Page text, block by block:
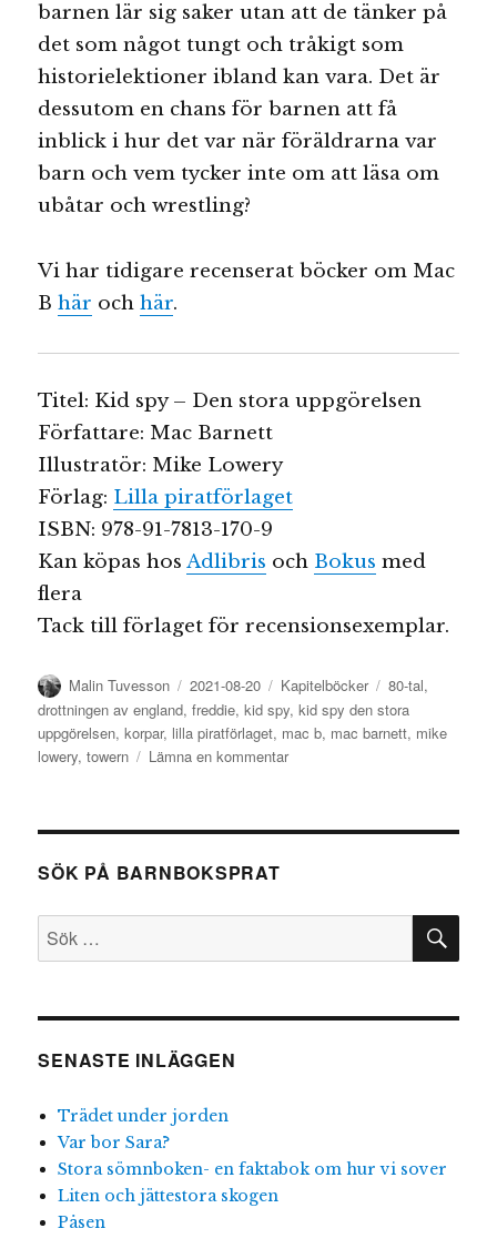
barnen lär sig saker utan att de tänker på
det som något tungt och tråkigt som
historielektioner ibland kan vara. Det är
dessutom en chans för barnen att få
inblick i hur det var när föräldrarna var
barn och vem tycker inte om att läsa om
ubåtar och wrestling?
Vi har tidigare recenserat böcker om Mac
Bhär ochhär.
Titel: Kid spy – Den stora uppgörelsen
Författare: Mac Barnett
Illustratör: Mike Lowery
Förlag: Lilla piratförlaget
ISBN: 978-91-7813-170-9
Kan köpas hosAdlibris och Bokus med
flera
Tack till förlaget för recensionsexemplar.
Författare
Malin Tuvesson
Publicerat
den
2021-08-20 Kategorier
Kapitelböcker Etiketter
80-tal,
drottningen av england,freddie,kid spy,kid spy den stora
uppgörelsen,korpar, lilla piratförlaget, mac b, mac barnett, mike
lowery,towern Lämna en kommentartill
–
SÖK PÅ BARNBOKSPRAT
Sök
SENASTE INLÄGGEN
Trädet under jorden
Var bor Sara?
Stora sömnboken- en faktabok om hur vi sover
Liten och jättestora skogen
Påsen